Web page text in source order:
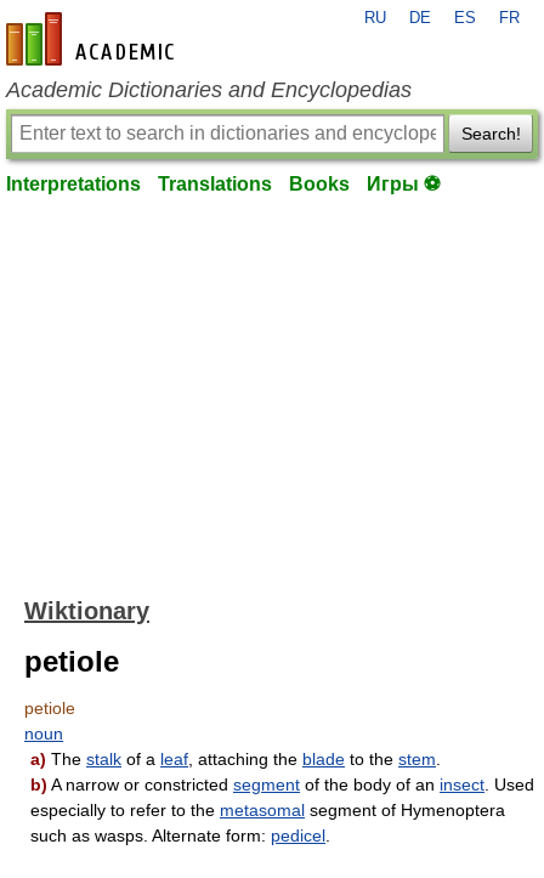
en-academic.com
RU DE ES FR
Academic Dictionaries and Encyclopedias
Search!
Interpretations Translations Books Игры ⚽
Wiktionary
petiole
petiole
noun
a) The stalk of a leaf , attaching the blade to the stem
b) A narrow or constricted segment of the body of an insect . Used
especially to refer to the metasomal segment of Hymenoptera
such as wasps. Alternate form: pedicel